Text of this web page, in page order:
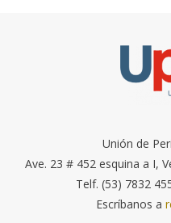
Unión de
Ave. 23 # 452 esquina a I,
Telf. (53) 7832
Escríbanos a